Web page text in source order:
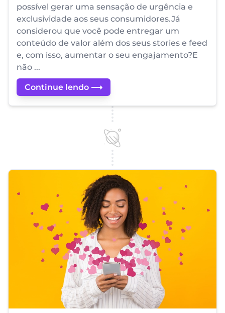
possível gerar uma sensação de urgência e
exclusividade aos seus consumidores.Já
considerou que você pode entregar um
conteúdo de valor além dos seus stories e feed
e, com isso, aumentar o seu engajamento?E
não ...
Continue lendo ⟶